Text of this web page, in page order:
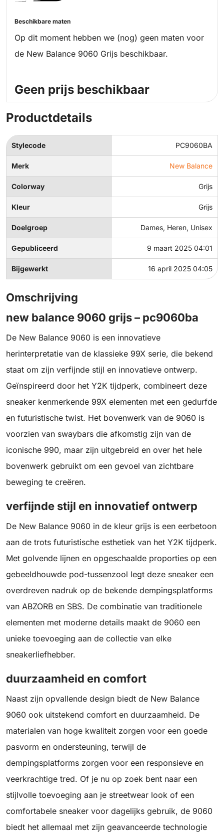
Beschikbare maten
Op dit moment hebben we (nog) geen maten voor
de New Balance 9060 Grijs beschikbaar.
Geen prijs beschikbaar
Productdetails
Stylecode PC9060BA
Merk New Balance
Colorway Grijs
Kleur Grijs
Doelgroep Dames, Heren, Unisex
Gepubliceerd 9 maart 2025 04:01
Bijgewerkt 16 april 2025 04:05
Omschrijving
new balance 9060 grijs – pc9060ba
De New Balance 9060 is een innovatieve
herinterpretatie van de klassieke 99X serie, die bekend
staat om zijn verfijnde stijl en innovatieve ontwerp.
Geïnspireerd door het Y2K tijdperk, combineert deze
sneaker kenmerkende 99X elementen met een gedurfde
en futuristische twist. Het bovenwerk van de 9060 is
voorzien van swaybars die afkomstig zijn van de
iconische 990, maar zijn uitgebreid en over het hele
bovenwerk gebruikt om een gevoel van zichtbare
beweging te creëren.
verfijnde stijl en innovatief ontwerp
De New Balance 9060 in de kleur grijs is een eerbetoon
aan de trots futuristische esthetiek van het Y2K tijdperk.
Met golvende lijnen en opgeschaalde proporties op een
gebeeldhouwde pod-tussenzool legt deze sneaker een
overdreven nadruk op de bekende dempingsplatforms
van ABZORB en SBS. De combinatie van traditionele
elementen met moderne details maakt de 9060 een
unieke toevoeging aan de collectie van elke
sneakerliefhebber.
duurzaamheid en comfort
Naast zijn opvallende design biedt de New Balance
9060 ook uitstekend comfort en duurzaamheid. De
materialen van hoge kwaliteit zorgen voor een goede
pasvorm en ondersteuning, terwijl de
dempingsplatforms zorgen voor een responsieve en
veerkrachtige tred. Of je nu op zoek bent naar een
stijlvolle toevoeging aan je streetwear look of een
comfortabele sneaker voor dagelijks gebruik, de 9060
biedt het allemaal met zijn geavanceerde technologie